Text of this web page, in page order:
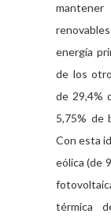
energía
de los
de 29,4%
5,75% de
Con esta
eólica (de
térmica